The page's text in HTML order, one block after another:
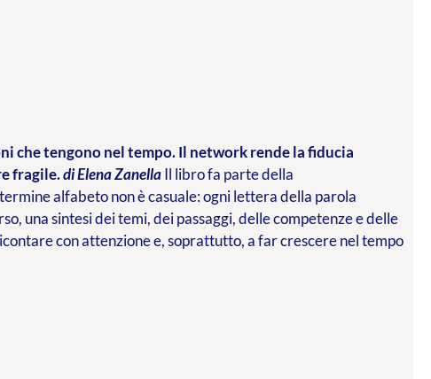
che tengono nel tempo. Il network rende la fiducia
fragile.di Elena ZanellaIl libro fa parte della
alfabeto non è casuale: ogni lettera della parola
una sintesi dei temi, dei passaggi, delle competenze e delle
con attenzione e, soprattutto, a far crescere nel tempo